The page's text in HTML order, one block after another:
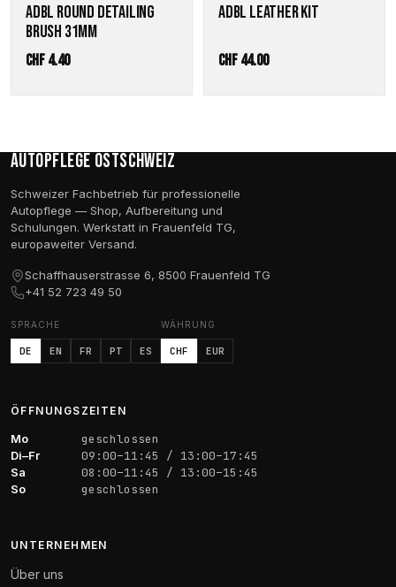
ADBL ROUND DETAILING
BRUSH 31MM
CHF4.40
ADBL LEATHER KIT
CHF44.00
Autopflege Ostschweiz
Schweizer Fachbetrieb für professionelle
Autopflege — Shop, Aufbereitung und
Schulungen. Werkstatt in Frauenfeld TG,
europaweiter Versand.
Schaffhauserstrasse 6, 8500 Frauenfeld TG
+41 52 723 49 50
SPRACHE
DE EN FR PT ES
WÄHRUNG
CHF EUR
ÖFFNUNGSZEITEN
Mo geschlossen
Di–Fr 09:00–11:45 / 13:00–17:45
Sa 08:00–11:45 / 13:00–15:45
So geschlossen
UNTERNEHMEN
Über uns